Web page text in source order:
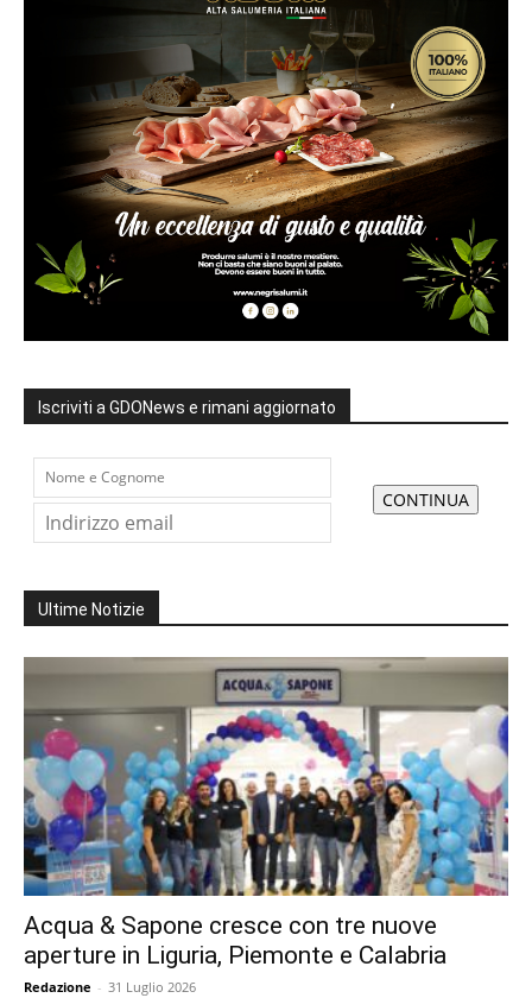
Iscriviti a GDONews e rimani aggiornato
Ultime Notizie
Acqua & Sapone cresce con tre nuove
aperture in Liguria, Piemonte e Calabria
Redazione - 31 Luglio 2026